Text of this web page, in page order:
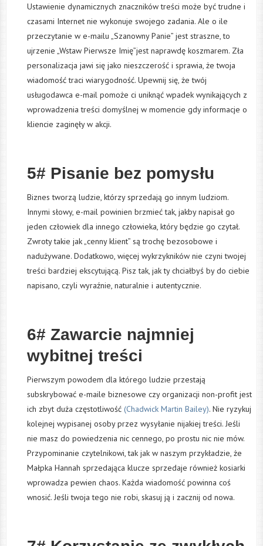
Ustawienie dynamicznych znaczników treści może być trudne i
czasami Internet nie wykonuje swojego zadania. Ale o ile
przeczytanie w e-mailu „Szanowny Panie” jest straszne, to
ujrzenie „Wstaw Pierwsze Imię”jest naprawdę koszmarem. Zła
personalizacja jawi się jako nieszczerość i sprawia, że twoja
wiadomość traci wiarygodność. Upewnij się, że twój
usługodawca e-mail pomoże ci uniknąć wpadek wynikających z
wprowadzenia treści domyślnej w momencie gdy informacje o
kliencie zaginęły w akcji.
5# Pisanie bez pomysłu
Biznes tworzą ludzie, którzy sprzedają go innym ludziom.
Innymi słowy, e-mail powinien brzmieć tak, jakby napisał go
jeden człowiek dla innego człowieka, który będzie go czytał.
Zwroty takie jak „cenny klient” są trochę bezosobowe i
nadużywane. Dodatkowo, więcej wykrzykników nie czyni twojej
treści bardziej ekscytującą. Pisz tak, jak ty chciałbyś by do ciebie
napisano, czyli wyraźnie, naturalnie i autentycznie.
6# Zawarcie najmniej
wybitnej treści
Pierwszympowodem dla którego ludzie przestają
subskrybować e-maile biznesowe czy organizacji non-profit jest
ich zbyt duża częstotliwość(Chadwick Martin Bailey). Nie ryzykuj
kolejnej wypisanej osoby przez wysyłanie nijakiej treści. Jeśli
nie masz do powiedzenia nic cennego, po prostu nic nie mów.
Przypominanie czytelnikowi, tak jak w naszym przykładzie, że
Małpka Hannah sprzedająca klucze sprzedaje również kosiarki
wprowadza pewien chaos. Każda wiadomość powinna coś
wnosić. Jeśli twoja tego nie robi, skasuj ją i zacznij od nowa.